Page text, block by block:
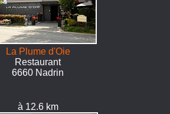
La Plume d'Oie
Restaurant
6660 Nadrin
à 12.6 km